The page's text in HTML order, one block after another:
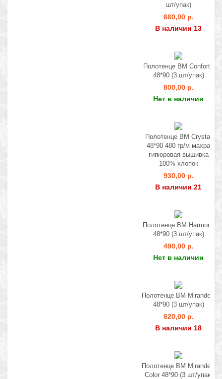
шт/упак)
660,00 р.
В наличии 13
Полотенце BM Conforto
48*90 (3 шт/упак)
800,00 р.
Нет в наличии
Полотенце BM Crystal
48*90 480 гр/м махра
гипюровая вышивка
100% хлопок
930,00 р.
В наличии 21
Полотенце BM Harmony
48*90 (3 шт/упак)
490,00 р.
Нет в наличии
Полотенце BM Mirandela
48*90 (3 шт/упак)
620,00 р.
В наличии 18
Полотенце BM Mirandela
Color 48*90 (3 шт/упак)